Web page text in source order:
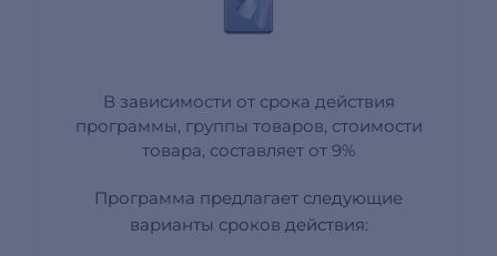
В зависимости от срока действия
программы, группы товаров, стоимости
товара, составляет от 9%
Программа предлагает следующие
варианты сроков действия: